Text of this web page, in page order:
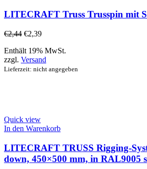
LITECRAFT Truss Trusspin mit
€2,44 €2,39
Enthält 19% MwSt.
zzgl. Versand
Lieferzeit: nicht angegeben
Quick view
In den Warenkorb
LITECRAFT TRUSS Rigging-
down, 450×500 mm, in RAL9005